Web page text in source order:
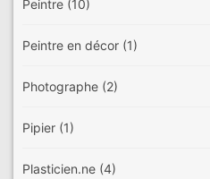
Peintre (10)
Peintre en décor (1)
Photographe (2)
Pipier (1)
Plasticien.ne (4)